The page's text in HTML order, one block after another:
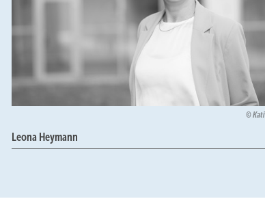
Leona Heymann